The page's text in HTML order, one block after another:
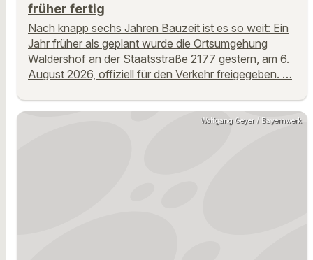
früher fertig
Nach knapp sechs Jahren Bauzeit ist es so weit: Ein
Jahr früher als geplant wurde die Ortsumgehung
Waldershof an der Staatsstraße 2177 gestern, am 6.
August 2026, offiziell für den Verkehr freigegeben. …
Wolfgang Geyer / Bayernwerk